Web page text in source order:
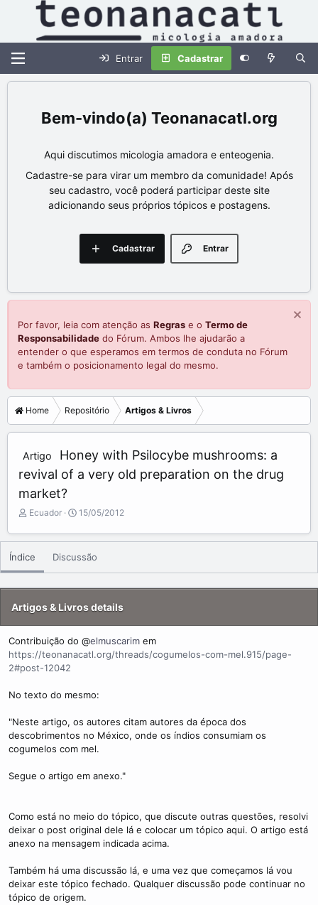
Entrar Cadastrar
Teonanacatl.org
Aqui discutimos micologia amadora e enteogenia.
Cadastre-se para virar um membro da comunidade! Após
seu cadastro, você poderá participar deste site
adicionando seus próprios tópicos e postagens.
Entrar
Cadastrar
Por favor, leia com atenção as Regras e o Termo de
Responsabilidade do Fórum. Ambos lhe ajudarão a
entender o que esperamos em termos de conduta no Fórum
e também o posicionamento legal do mesmo.
Home Repositório Artigos & Livros
Artigo
Honey with Psilocybe mushrooms: a
revival of a very old preparation on the drug
market?
A
d
d
b
y
Ecuador
C
e
t
e
d
t
e
15/05/2012
Índice Discussão
Artigos & Livros details
Contribuição do @elmuscarim em
https://teonanacatl.org/threads/cogumelos-com-mel.915/page-
2#post-12042
No texto do mesmo:
"Neste artigo, os autores citam autores da época dos
descobrimentos no México, onde os índios consumiam os
cogumelos com mel.
Segue o artigo em anexo."
Como está no meio do tópico, que discute outras questões, resolvi
deixar o post original dele lá e colocar um tópico aqui. O artigo está
anexo na mensagem indicada acima.
Também há uma discussão lá, e uma vez que começamos lá vou
deixar este tópico fechado. Qualquer discussão pode continuar no
tópico de origem.